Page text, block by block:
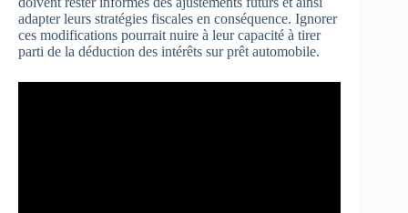
adapter leurs stratégies fiscales en conséquence. Ignorer
ces modifications pourrait nuire à leur capacité à tirer
parti de la déduction des intérêts sur prêt automobile.